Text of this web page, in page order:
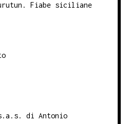
Fiabe siciliane
di Antonio